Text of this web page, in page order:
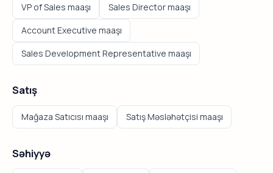
VP of Sales maaşı Sales Director maaşı
Account Executive maaşı
Sales Development Representative maaşı
Satış
Mağaza Satıcısı maaşı Satış Məsləhətçisi maaşı
Səhiyyə